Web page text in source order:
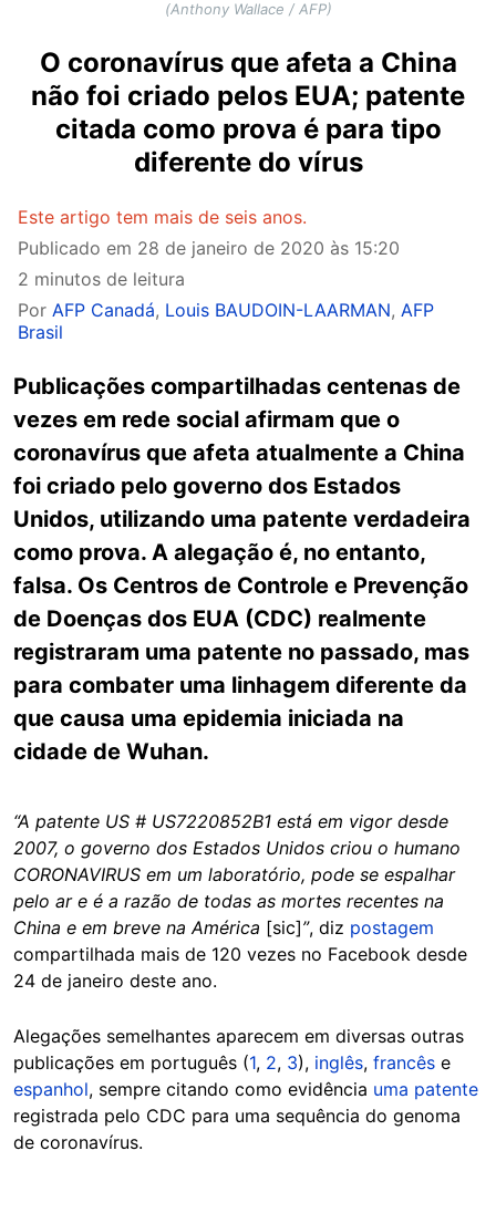
(Anthony Wallace / AFP)
O coronavírus que afeta a China
não foi criado pelos EUA; patente
citada como prova é para tipo
diferente do vírus
Este artigo tem mais de seis anos.
Publicado em 28 de janeiro de 2020 às 15:20
2 minutos de leitura
Por AFP Canadá, Louis BAUDOIN-LAARMAN, AFP
Brasil
Publicações compartilhadas centenas de
vezes em rede social afirmam que o
coronavírus que afeta atualmente a China
foi criado pelo governo dos Estados
Unidos, utilizando uma patente verdadeira
como prova. A alegação é, no entanto,
falsa. Os Centros de Controle e Prevenção
de Doenças dos EUA (CDC) realmente
registraram uma patente no passado, mas
para combater uma linhagem diferente da
que causa uma epidemia iniciada na
cidade de Wuhan.
“A patente US # US7220852B1 está em vigor desde
2007, o governo dos Estados Unidos criou o humano
CORONAVIRUS em um laboratório, pode se espalhar
pelo ar e é a razão de todas as mortes recentes na
China e em breve na América [sic]”, diz postagem
compartilhada mais de 120 vezes no Facebook desde
24 de janeiro deste ano.
Alegações semelhantes aparecem em diversas outras
publicações em português (1, 2, 3), inglês, francês e
espanhol, sempre citando como evidência uma patente
registrada pelo CDC para uma sequência do genoma
de coronavírus.